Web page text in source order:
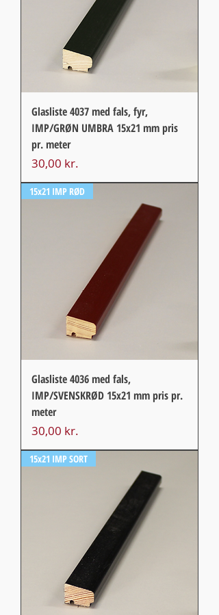
Glasliste 4037 med fals, fyr,
IMP/GRØN UMBRA 15x21 mm pris
pr. meter
Pris
30,00 kr.
15x21 IMP RØD
Glasliste 4036 med fals,
IMP/SVENSKRØD 15x21 mm pris pr.
meter
Pris
30,00 kr.
15x21 IMP SORT